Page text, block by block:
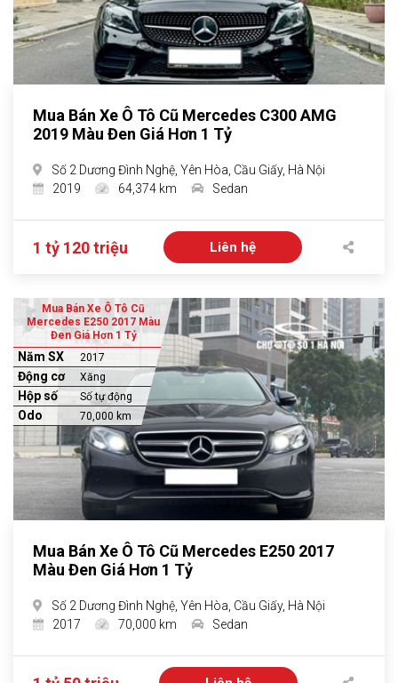
Mua Bán Xe Ô Tô Cũ Mercedes C300 AMG
2019 Màu Đen Giá Hơn 1 Tỷ
Số 2 Dương Đình Nghệ, Yên Hòa, Cầu Giấy, Hà Nội
2019
64,374 km Sedan
1 tỷ 120 triệu Liên hệ
Mua Bán Xe Ô Tô Cũ
Mercedes E250 2017 Màu
Đen Giá Hơn 1 Tỷ
Năm SX 2017
Động cơ Xăng
Hộp số Số tự động
Odo 70,000 km
Mua Bán Xe Ô Tô Cũ Mercedes E250 2017
Màu Đen Giá Hơn 1 Tỷ
Số 2 Dương Đình Nghệ, Yên Hòa, Cầu Giấy, Hà Nội
2017
70,000 km Sedan